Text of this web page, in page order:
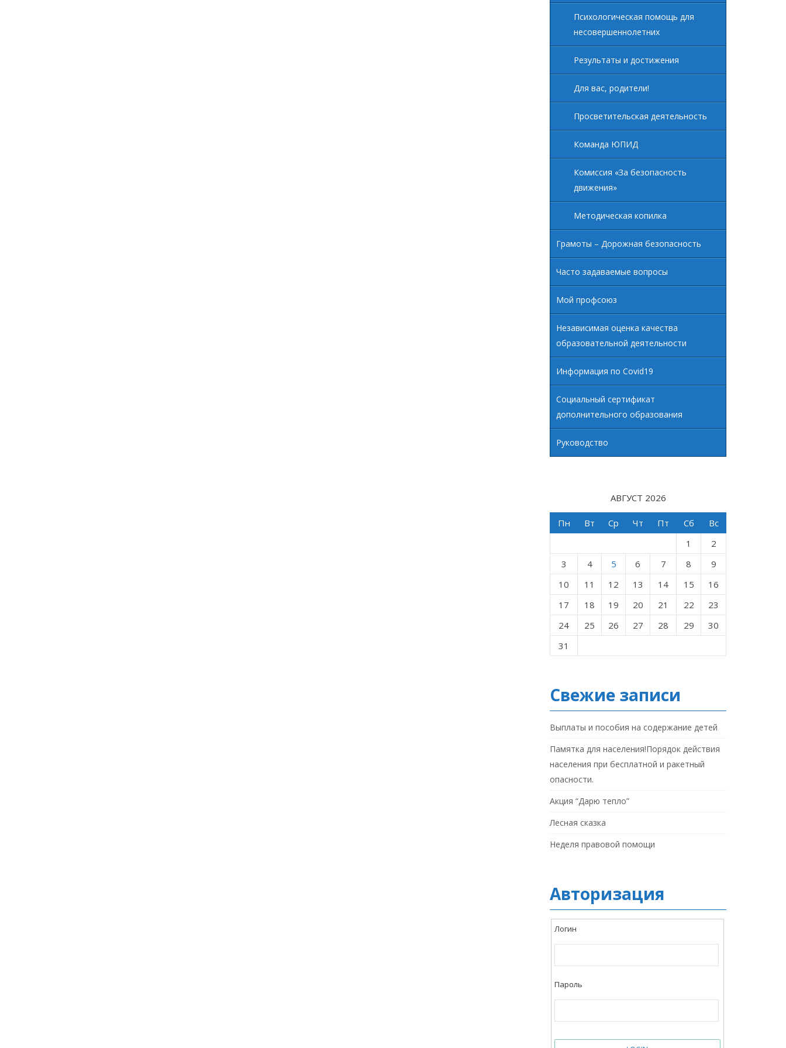
Психологическая помощь для
несовершеннолетних
Результаты и достижения
Для вас, родители!
Просветительская деятельность
Команда ЮПИД
Комиссия «За безопасность
движения»
Методическая копилка
Грамоты – Дорожная безопасность
Часто задаваемые вопросы
Мой профсоюз
Независимая оценка качества
образовательной деятельности
Информация по Covid19
Социальный сертификат
дополнительного образования
Руководство
АВГУСТ 2026
Пн Вт Ср Чт Пт Сб
Вс
1
2
3
4 5 6 7 8
9
10
11 12 13 14 15
16
17
18 19 20 21 22
23
24
25 26 27 28 29
30
31
Свежие записи
Выплаты и пособия на содержание детей
Памятка для населения!Порядок действия
населения при бесплатной и ракетный
опасности.
Акция “Дарю тепло”
Лесная сказка
Неделя правовой помощи
Авторизация
Логин
Пароль